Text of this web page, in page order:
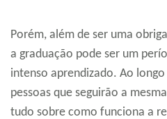
Porém, além de ser uma
a graduação pode ser um
intenso aprendizado. Ao
pessoas que seguirão a
tudo sobre como funciona a